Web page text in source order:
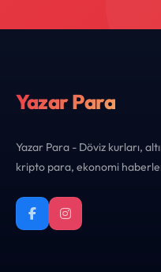
Yazar Para
Yazar Para - Döviz kurları,
kripto para, ekonomi